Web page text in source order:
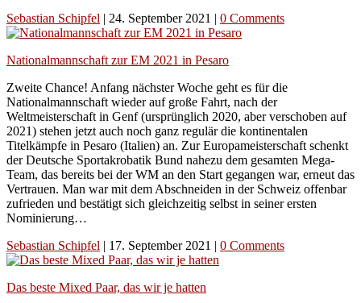
Sebastian Schipfel | 24. September 2021 | 0 Comments
Nationalmannschaft zur EM 2021 in Pesaro
Zweite Chance! Anfang nächster Woche geht es für die
Nationalmannschaft wieder auf große Fahrt, nach der
Weltmeisterschaft in Genf (ursprünglich 2020, aber verschoben auf
2021) stehen jetzt auch noch ganz regulär die kontinentalen
Titelkämpfe in Pesaro (Italien) an. Zur Europameisterschaft schenkt
der Deutsche Sportakrobatik Bund nahezu dem gesamten Mega-
Team, das bereits bei der WM an den Start gegangen war, erneut das
Vertrauen. Man war mit dem Abschneiden in der Schweiz offenbar
zufrieden und bestätigt sich gleichzeitig selbst in seiner ersten
Nominierung…
Sebastian Schipfel | 17. September 2021 | 0 Comments
Das beste Mixed Paar, das wir je hatten